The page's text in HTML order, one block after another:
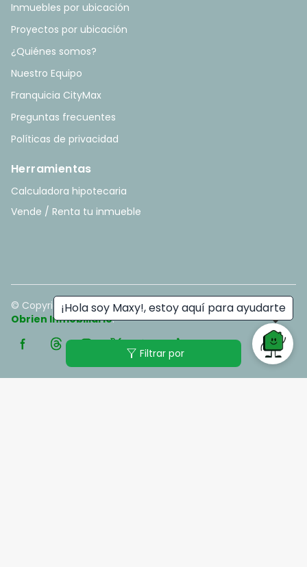
¡Hola soy Maxy!, estoy aquí para ayudarte
filter_alt Filtrar por
Inmuebles por ubicación
Proyectos por ubicación
¿Quiénes somos?
Nuestro Equipo
Franquicia CityMax
Preguntas frecuentes
Políticas de privacidad
Herramientas
Calculadora hipotecaria
Vende / Renta tu inmueble
© Copyright2026. All rights reserved. - Hecho con ❤️ por
Obrien Inmobiliario.